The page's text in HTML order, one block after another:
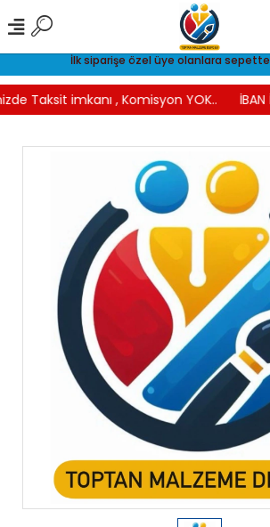
İlk siparişe özel üye olanlara
Taksit imkanı , Komisyon YOK.. İBAN